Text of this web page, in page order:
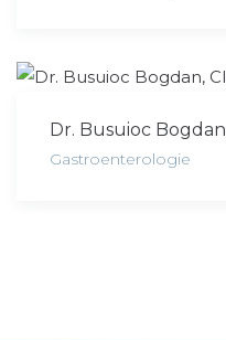
Dr. Busuioc Bogdan
Gastroenterologie